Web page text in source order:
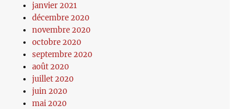
janvier 2021
décembre 2020
novembre 2020
octobre 2020
septembre 2020
août 2020
juillet 2020
juin 2020
mai 2020